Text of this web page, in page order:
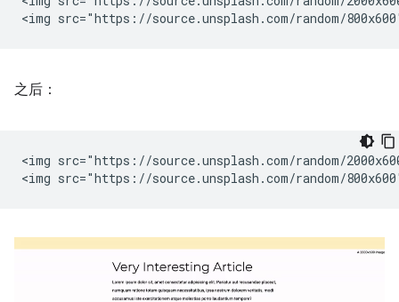
之后：
<img src="https://source.unsplash.com/random/